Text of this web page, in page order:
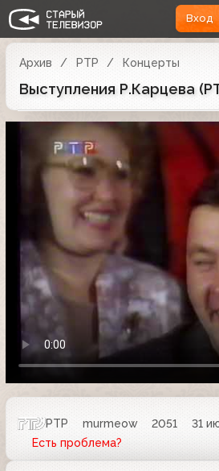
Вход
Архив РТР Концерты
Выступления Р.Карцева
РТР murmeow 2051
31
Есть проблема?